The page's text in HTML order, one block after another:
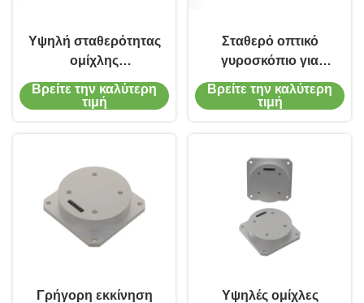
Υψηλή σταθερότητας
ομίχλης
γυροσκοπικών
πυξίδων χαμηλή
Βρείτε την καλύτερη
τιμή
Σταθερό οπτικό
γυροσκόπιο για
ολοκληρωμένο
σύστημα πλοήγησης
Βρείτε την καλύτερη
τιμή
Γρήγορη εκκίνηση
Υψηλές ομίχλες